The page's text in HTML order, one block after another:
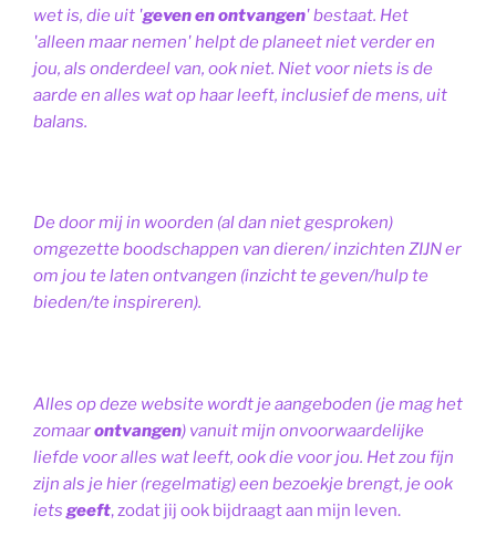
wet is, die uit 'geven en ontvangen' bestaat. Het
'alleen maar nemen' helpt de planeet niet verder en
jou, als onderdeel van, ook niet. Niet voor niets is de
aarde en alles wat op haar leeft, inclusief de mens, uit
balans.
De door mij in woorden (al dan niet gesproken)
omgezette boodschappen van dieren/ inzichten ZIJN er
om jou te laten ontvangen (inzicht te geven/hulp te
bieden/te inspireren).
Alles op deze website wordt je aangeboden (je mag het
zomaarontvangen) vanuit mijn onvoorwaardelijke
liefde voor alles wat leeft, ook die voor jou. Het zou fijn
zijn als je hier (regelmatig) een bezoekje brengt, je ook
iets geeft, zodat jij ook bijdraagt aan mijn leven.